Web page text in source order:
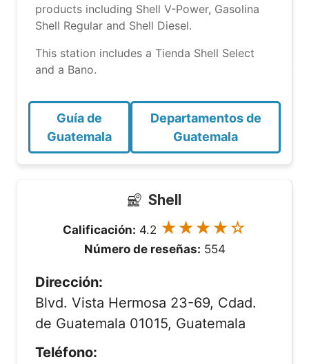
products including Shell V-Power, Gasolina
Shell Regular and Shell Diesel.
This station includes a Tienda Shell Select
and a Bano.
Guía de
Guatemala
Departamentos de
Guatemala
Shell
Calificación: 4.2 ★★★★☆
Número de reseñas: 554
Dirección:
Blvd. Vista Hermosa 23-69, Cdad.
de Guatemala 01015, Guatemala
Teléfono: